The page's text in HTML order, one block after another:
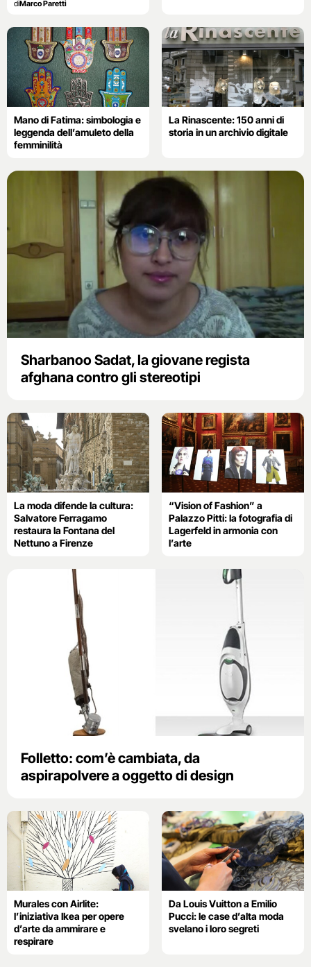
diMarco Paretti
Mano di Fatima: simbologia e
leggenda dell’amuleto della
femminilità
La Rinascente: 150 anni di
storia in un archivio digitale
Sharbanoo Sadat, la giovane regista
afghana contro gli stereotipi
La moda difende la cultura:
Salvatore Ferragamo
restaura la Fontana del
Nettuno a Firenze
“Vision of Fashion” a
Palazzo Pitti: la fotografia di
Lagerfeld in armonia con
l’arte
Folletto: com’è cambiata, da
aspirapolvere a oggetto di design
Murales con Airlite:
l’iniziativa Ikea per opere
d’arte da ammirare e
respirare
Da Louis Vuitton a Emilio
Pucci: le case d’alta moda
svelano i loro segreti